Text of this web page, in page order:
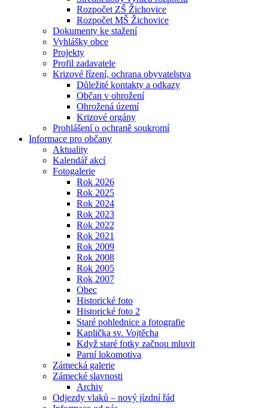
Rozpočet ZŠ Žichovice
Rozpočet MŠ Žichovice
Dokumenty ke stažení
Vyhlášky obce
Projekty
Profil zadavatele
Krizové řízení, ochrana obyvatelstva
Důležité kontakty a odkazy
Občan v ohrožení
Ohrožená území
Krizové orgány
Prohlášení o ochraně soukromí
Informace pro občany
Aktuality
Kalendář akcí
Fotogalerie
Rok 2026
Rok 2025
Rok 2024
Rok 2023
Rok 2022
Rok 2021
Rok 2009
Rok 2008
Rok 2005
Rok 2007
Obec
Historické foto
Historické foto 2
Staré pohlednice a fotografie
Kaplička sv. Vojtěcha
Když staré fotky začnou mluvit
Parní lokomotiva
Zámecká galerie
Zámecké slavnosti
Archiv
Odjezdy vlaků – nový jízdní řád